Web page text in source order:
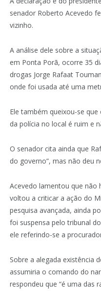
senador Roberto Acevedo
vizinho.
A análise dele sobre a
em Ponta Porã, ocorre 35
drogas Jorge Rafaat
onde foi usada até uma
Ele também queixou-se
da polícia no local é ruim e
O senador cita ainda que
do governo”, mas não deu
Acevedo lamentou que não
voltou a criticar a ação do
pesquisa avançada, ainda
foi suspensa pelo tribunal
ele referindo-se a
Sobre a alegada existência
assumiria o comando do
respondeu que “é uma das